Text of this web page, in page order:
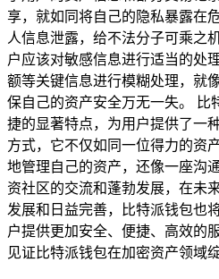
享，就如同将自己的隐私暴露在
人信息泄露，给不法分子可乘之
户应该对敏感信息进行适当的处
额等关键信息进行模糊处理，就
保自己的资产安全万无一失。 比
捷的显著特点，为用户提供了一
方式，它不仅如同一位得力的资
地管理自己的资产，还像一座沟
资社区的交流和蓬勃发展，在未
发展和日益完善，比特派钱包也
户提供更加安全、便捷、高效的
见证比特派钱包在加密资产领域